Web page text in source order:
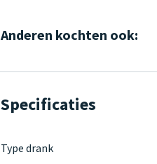
Anderen kochten ook:
Specificaties
Type drank